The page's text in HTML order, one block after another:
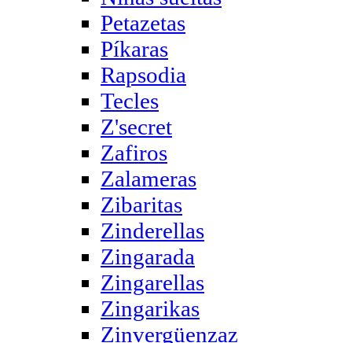
Petazetas
Píkaras
Rapsodia
Tecles
Z'secret
Zafiros
Zalameras
Zibaritas
Zinderellas
Zingarada
Zingarellas
Zingarikas
Zinvergüenzaz